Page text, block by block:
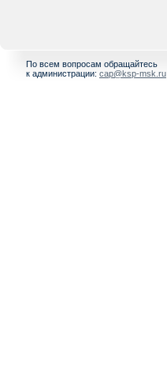
По всем вопросам обращайтесь
к администрации: cap@ksp-msk.ru